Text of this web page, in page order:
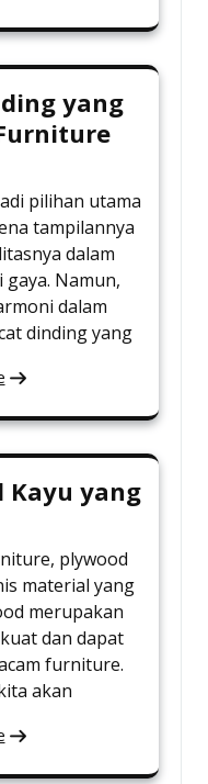
yang
pilihan utama
tampilannya
dalam
Namun,
dalam
dinding yang
Kayu yang
plywood
material yang
merupakan
dan dapat
furniture.
akan